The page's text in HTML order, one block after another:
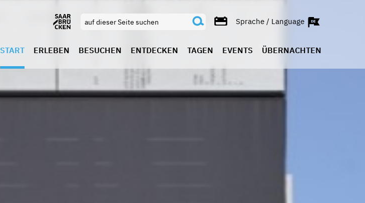
Sprache / Language
START ERLEBEN BESUCHEN ENTDECKEN TAGEN EVENTS ÜBERNACHTEN